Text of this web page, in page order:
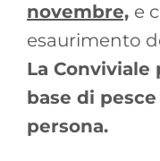
novembre, e
esaurimento
La
base di
persona.